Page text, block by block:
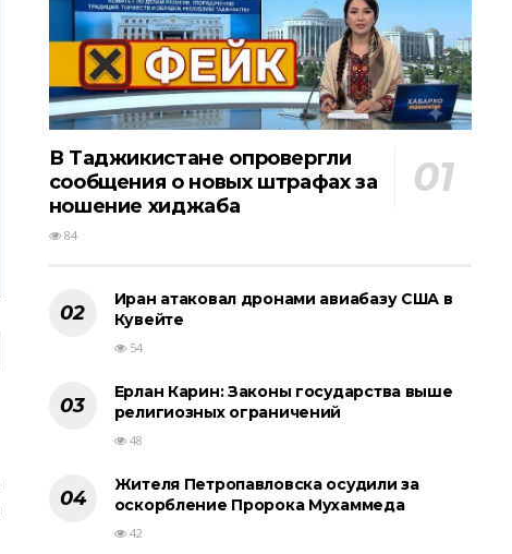
В Таджикистане опровергли
сообщения о новых штрафах за
ношение хиджаба
84
Иран атаковал дронами авиабазу США в
Кувейте
54
Ерлан Карин: Законы государства выше
религиозных ограничений
48
Жителя Петропавловска осудили за
оскорбление Пророка Мухаммеда
42